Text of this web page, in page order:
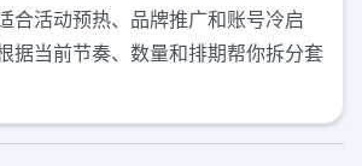
合活动预热、品牌推广和账号冷启
据当前节奏、数量和排期帮你拆分套